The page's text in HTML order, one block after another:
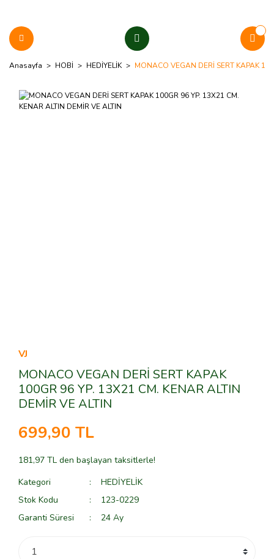
Anasayfa HOBİ HEDİYELİK MONACO VEGAN DERİ SERT KAPAK
VJ
MONACO VEGAN DERİ SERT KAPAK
100GR 96 YP. 13X21 CM. KENAR ALTIN
DEMİR VE ALTIN
699,90 TL
181,97 TL den başlayan taksitlerle!
Kategori
HEDİYELİK
Stok Kodu
123-0229
Garanti Süresi
24 Ay